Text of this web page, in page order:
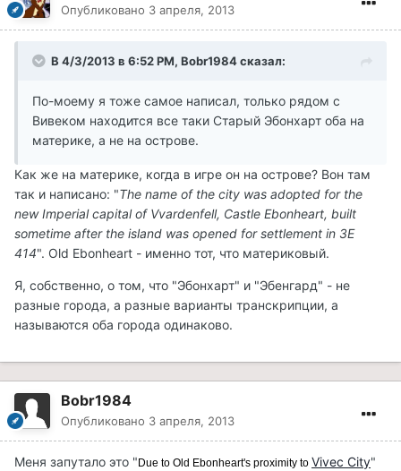
Опубликовано 3 апреля, 2013
В 4/3/2013 в 6:52 PM, Bobr1984 сказал:
По-моему я тоже самое написал, только рядом с
Вивеком находится все таки Старый Эбонхарт оба на
материке, а не на острове.
Как же на материке, когда в игре он на острове? Вон там
так и написано: "The name of the city was adopted for the
new Imperial capital of Vvardenfell, Castle Ebonheart, built
sometime after the island was opened for settlement in 3E
414". Old Ebonheart - именно тот, что материковый.
Я, собственно, о том, что "Эбонхарт" и "Эбенгард" - не
разные города, а разные варианты транскрипции, а
называются оба города одинаково.
Bobr1984
Опубликовано 3 апреля, 2013
Меня запутало это " Due to Old Ebonheart's proximity to Vivec City"